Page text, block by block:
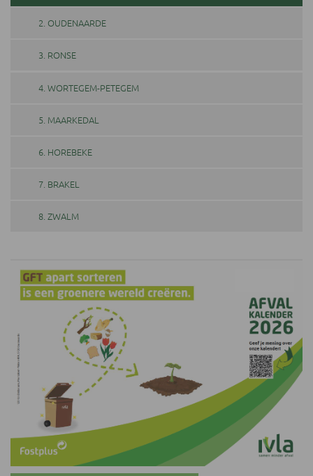
2. OUDENAARDE
3. RONSE
4. WORTEGEM-PETEGEM
5. MAARKEDAL
6. HOREBEKE
7. BRAKEL
8. ZWALM